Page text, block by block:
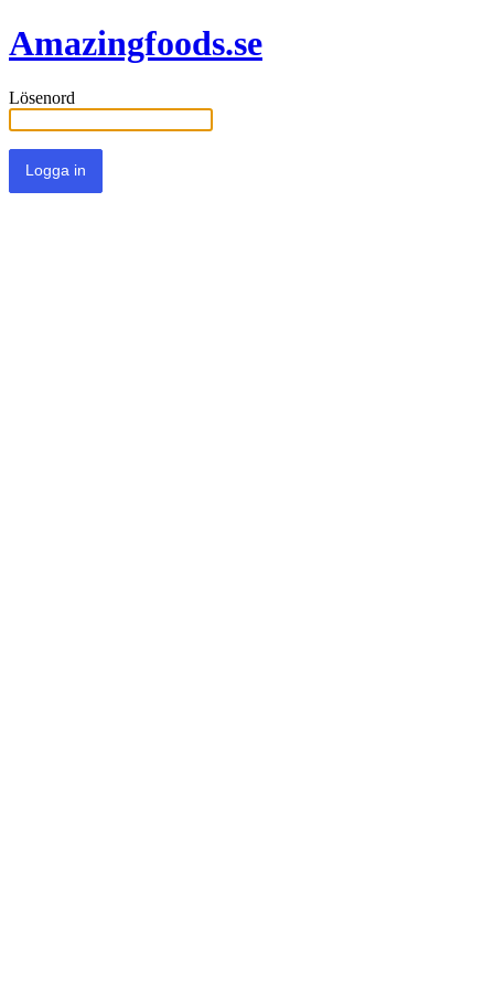
Amazingfoods.se
Lösenord